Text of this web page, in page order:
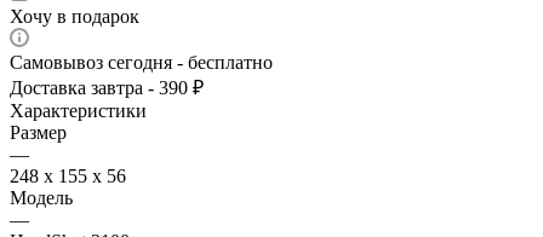
Хочу в подарок
Самовывоз сегодня - бесплатно
Доставка завтра - 390 ₽
Характеристики
Размер
—
248 x 155 x 56
Модель
—